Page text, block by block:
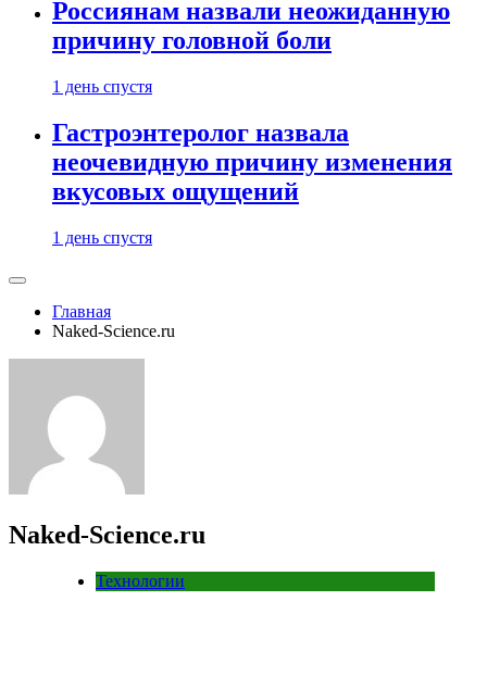
Россиянам назвали неожиданную
причину головной боли
1 день спустя
Гастроэнтеролог назвала
неочевидную причину изменения
вкусовых ощущений
1 день спустя
Главная
Naked-Science.ru
Naked-Science.ru
Технологии